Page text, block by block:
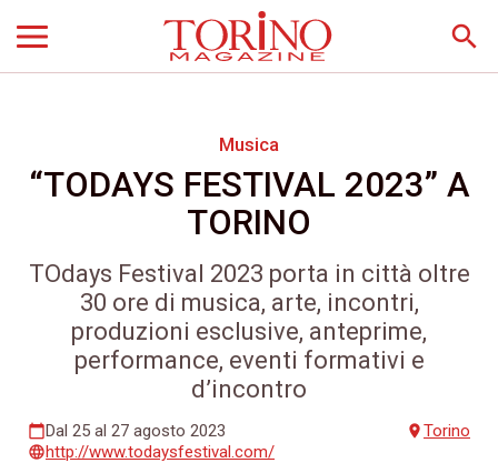
search
Musica
“TODAYS FESTIVAL 2023” A
TORINO
TOdays Festival 2023 porta in città oltre
30 ore di musica, arte, incontri,
produzioni esclusive, anteprime,
performance, eventi formativi e
d’incontro
calendar_todayDal 25 al 27 agosto 2023 placeTorino
languagehttp://www.todaysfestival.com/